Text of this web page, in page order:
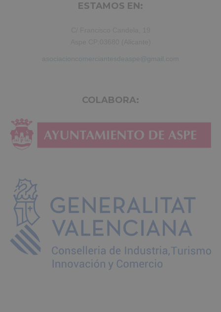
ESTAMOS EN:
asociacioncomerciantesdeaspe@gmail.com
COLABORA: